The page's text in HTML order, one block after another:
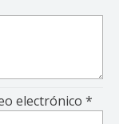
electrónico*